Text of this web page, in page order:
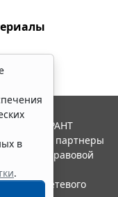
в
.
ГАРАНТ
и ее партнеры
правовой
сетевого